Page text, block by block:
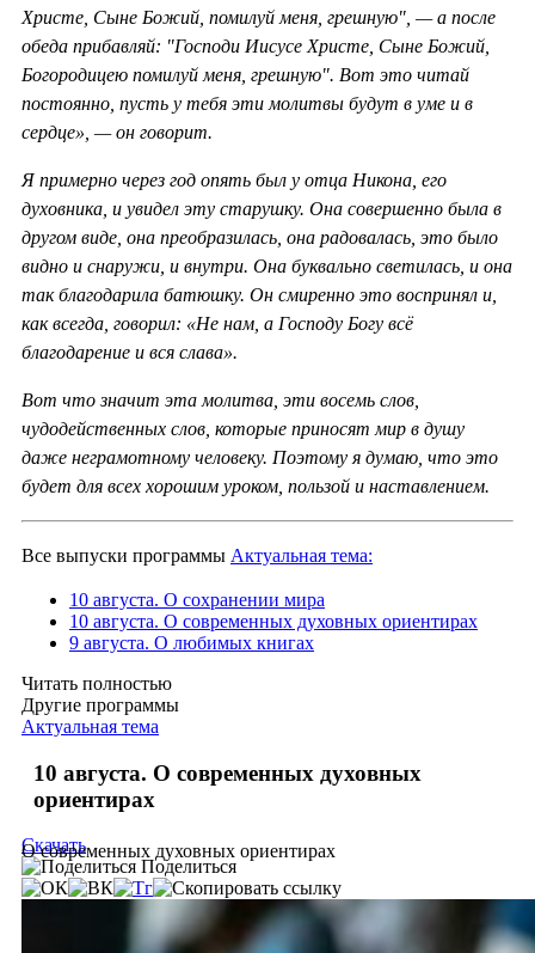
Христе, Сыне Божий, помилуй меня, грешную", — а после
обеда прибавляй: "Господи Иисусе Христе, Сыне Божий,
Богородицею помилуй меня, грешную". Вот это читай
постоянно, пусть у тебя эти молитвы будут в уме и в
сердце», — он говорит.
Я примерно через год опять был у отца Никона, его
духовника, и увидел эту старушку. Она совершенно была в
другом виде, она преобразилась, она радовалась, это было
видно и снаружи, и внутри. Она буквально светилась, и она
так благодарила батюшку. Он смиренно это воспринял и,
как всегда, говорил: «Не нам, а Господу Богу всё
благодарение и вся слава».
Вот что значит эта молитва, эти восемь слов,
чудодейственных слов, которые приносят мир в душу
даже неграмотному человеку. Поэтому я думаю, что это
будет для всех хорошим уроком, пользой и наставлением.
Все выпуски программы Актуальная тема:
10 августа. О сохранении мира
10 августа. О современных духовных ориентирах
9 августа. О любимых книгах
Читать полностью
Другие программы
Актуальная тема
10 августа. О современных духовных
ориентирах
О современных духовных ориентирах
Скачать
Поделиться